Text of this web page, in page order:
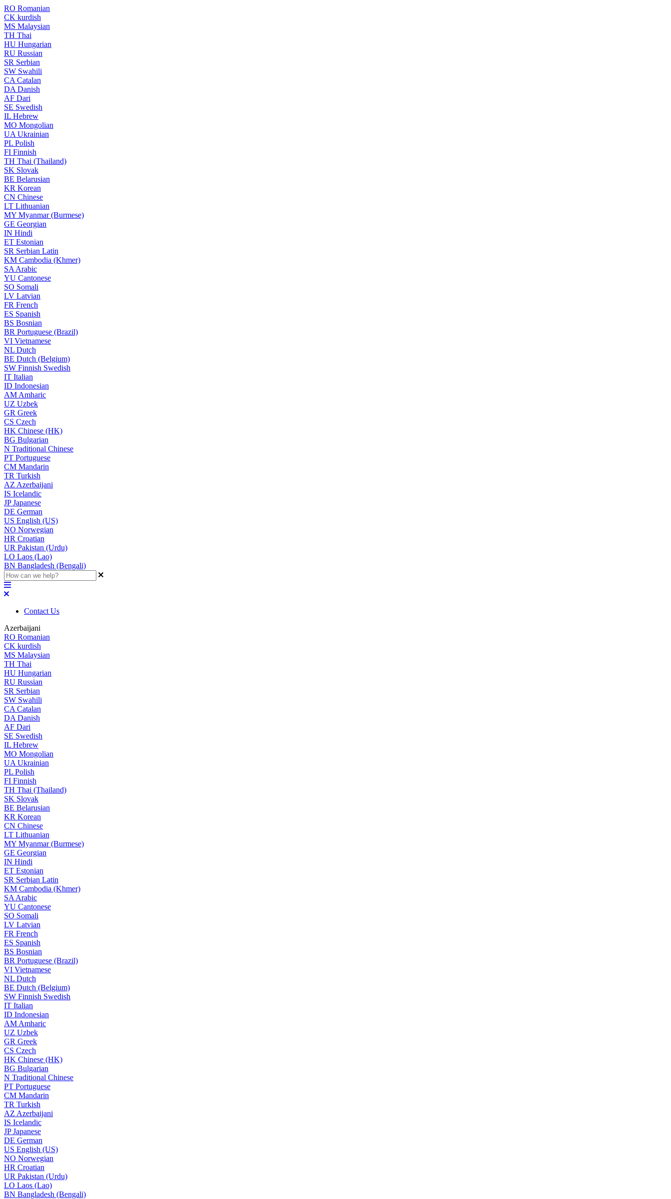
RO Romanian
CK kurdish
MS Malaysian
TH Thai
HU Hungarian
RU Russian
SR Serbian
SW Swahili
CA Catalan
DA Danish
AF Dari
SE Swedish
IL Hebrew
MO Mongolian
UA Ukrainian
PL Polish
FI Finnish
TH Thai (Thailand)
SK Slovak
BE Belarusian
KR Korean
CN Chinese
LT Lithuanian
MY Myanmar (Burmese)
GE Georgian
IN Hindi
ET Estonian
SR Serbian Latin
KM Cambodia (Khmer)
SA Arabic
YU Cantonese
SO Somali
LV Latvian
FR French
ES Spanish
BS Bosnian
BR Portuguese (Brazil)
VI Vietnamese
NL Dutch
BE Dutch (Belgium)
SW Finnish Swedish
IT Italian
ID Indonesian
AM Amharic
UZ Uzbek
GR Greek
CS Czech
HK Chinese (HK)
BG Bulgarian
N Traditional Chinese
PT Portuguese
CM Mandarin
TR Turkish
AZ Azerbaijani
IS Icelandic
JPJapanese
DE German
US English (US)
NO Norwegian
HR Croatian
UR Pakistan (Urdu)
LO Laos (Lao)
BN Bangladesh (Bengali)
Contact Us
Azerbaijani
RO Romanian
CK kurdish
MS Malaysian
TH Thai
HU Hungarian
RU Russian
SR Serbian
SW Swahili
CA Catalan
DA Danish
AF Dari
SE Swedish
IL Hebrew
MO Mongolian
UA Ukrainian
PL Polish
FI Finnish
TH Thai (Thailand)
SK Slovak
BE Belarusian
KR Korean
CN Chinese
LT Lithuanian
MY Myanmar (Burmese)
GE Georgian
IN Hindi
ET Estonian
SR Serbian Latin
KM Cambodia (Khmer)
SA Arabic
YU Cantonese
SO Somali
LV Latvian
FR French
ES Spanish
BS Bosnian
BR Portuguese (Brazil)
VI Vietnamese
NL Dutch
BE Dutch (Belgium)
SW Finnish Swedish
IT Italian
ID Indonesian
AM Amharic
UZ Uzbek
GR Greek
CS Czech
HK Chinese (HK)
BG Bulgarian
N Traditional Chinese
PT Portuguese
CM Mandarin
TR Turkish
AZ Azerbaijani
IS Icelandic
JPJapanese
DE German
US English (US)
NO Norwegian
HR Croatian
UR Pakistan (Urdu)
LO Laos (Lao)
BN Bangladesh (Bengali)